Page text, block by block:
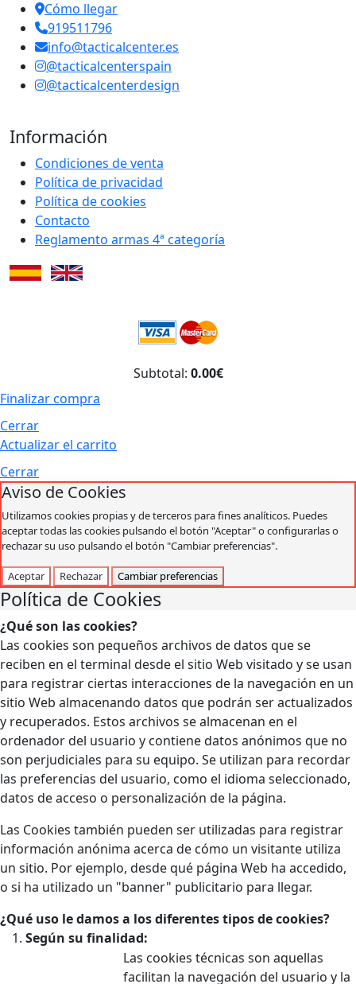
Cómo llegar
919511796
info@tacticalcenter.es
@tacticalcenterspain
@tacticalcenterdesign
Información
Condiciones de venta
Política de privacidad
Política de cookies
Contacto
Reglamento armas 4ª categoría
Subtotal: 0.00€
Finalizar compra
Cerrar
Actualizar el carrito
Cerrar
Aviso de Cookies
Utilizamos cookies propias y de terceros para fines analíticos. Puedes
aceptar todas las cookies pulsando el botón "Aceptar" o configurarlas o
rechazar su uso pulsando el botón "Cambiar preferencias".
Aceptar Rechazar Cambiar preferencias
Política de Cookies
¿Qué son las cookies?
Las cookies son pequeños archivos de datos que se
reciben en el terminal desde el sitio Web visitado y se usan
para registrar ciertas interacciones de la navegación en un
sitio Web almacenando datos que podrán ser actualizados
y recuperados. Estos archivos se almacenan en el
ordenador del usuario y contiene datos anónimos que no
son perjudiciales para su equipo. Se utilizan para recordar
las preferencias del usuario, como el idioma seleccionado,
datos de acceso o personalización de la página.
Las Cookies también pueden ser utilizadas para registrar
información anónima acerca de cómo un visitante utiliza
un sitio. Por ejemplo, desde qué página Web ha accedido,
o si ha utilizado un "banner" publicitario para llegar.
¿Qué uso le damos a los diferentes tipos de cookies?
Según su finalidad:
Las cookies técnicas son aquellas
facilitan la navegación del usuario y la